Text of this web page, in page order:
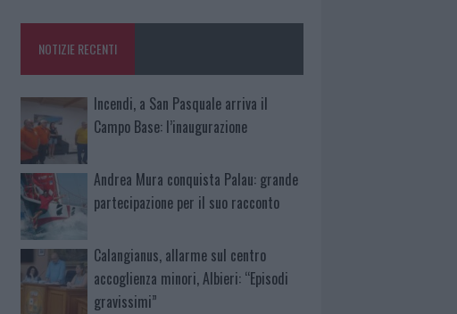
NOTIZIE RECENTI
Incendi, a San Pasquale arriva il
Campo Base: l’inaugurazione
Andrea Mura conquista Palau: grande
partecipazione per il suo racconto
Calangianus, allarme sul centro
accoglienza minori, Albieri: “Episodi
gravissimi”